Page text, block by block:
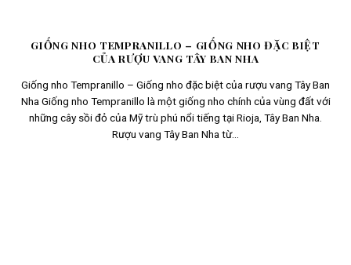
GIỐNG NHO TEMPRANILLO – GIỐNG NHO ĐẶC BIỆT
CỦA RƯỢU VANG TÂY BAN NHA
Giống nho Tempranillo – Giống nho đặc biệt của rượu vang Tây Ban
Nha Giống nho Tempranillo là một giống nho chính của vùng đất với
những cây sồi đỏ của Mỹ trù phú nổi tiếng tại Rioja, Tây Ban Nha.
Rượu vang Tây Ban Nha từ...